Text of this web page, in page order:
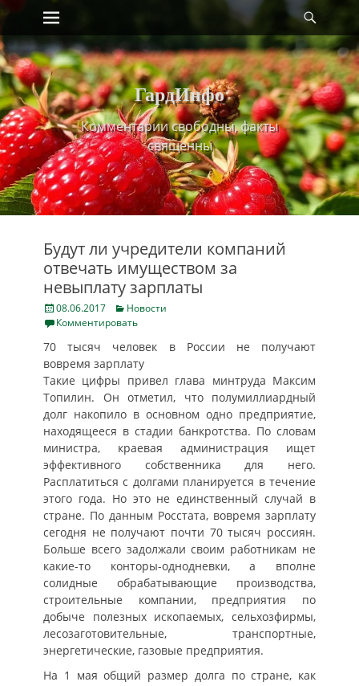
Skip
content
Primary Menu
ГардИнфо
Комментарии свободны, факты
священны
Будут ли учредители компаний
отвечать имуществом за
невыплату зарплаты
Posted
on
08.06.2017 Categories
Новости
Комментировать
70 тысяч человек в России не получают
вовремя зарплату
Такие цифры привел глава минтруда Максим
Топилин. Он отметил, что полумиллиардный
долг накопило в основном одно предприятие,
находящееся в стадии банкротства. По словам
министра, краевая администрация ищет
эффективного собственника для него.
Расплатиться с долгами планируется в течение
этого года. Но это не единственный случай в
стране. По данным Росстата, вовремя зарплату
сегодня не получают почти 70 тысяч россиян.
Больше всего задолжали своим работникам не
какие-то конторы-однодневки, а вполне
солидные обрабатывающие производства,
строительные компании, предприятия по
добыче полезных ископаемых, сельхозфирмы,
лесозаготовительные, транспортные,
энергетические, газовые предприятия.
На 1 мая общий размер долга по стране, как